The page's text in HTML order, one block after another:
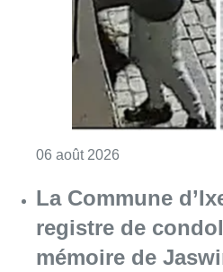
06 août 2026
La Commune
registre de
mémoire de